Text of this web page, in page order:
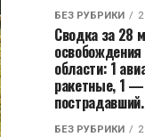
БЕЗ РУБРИКИ
Сводка за 28
освобождения
области: 1
ракетные, 1
пострадавший.
БЕЗ РУБРИКИ